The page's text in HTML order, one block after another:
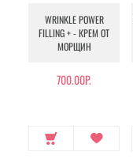
WRINKLE POWER
FILLING + - КРЕМ ОТ
МОРЩИН
700.00Р.